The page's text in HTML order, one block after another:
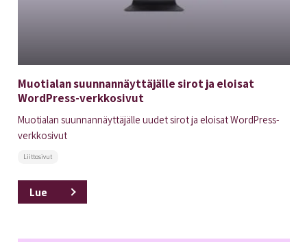
Muotialan suunnannäyttäjälle sirot ja eloisat
WordPress-verkkosivut
Muotialan suunnannäyttäjälle uudet sirot ja eloisat WordPress-
verkkosivut
Liittosivut
Lue